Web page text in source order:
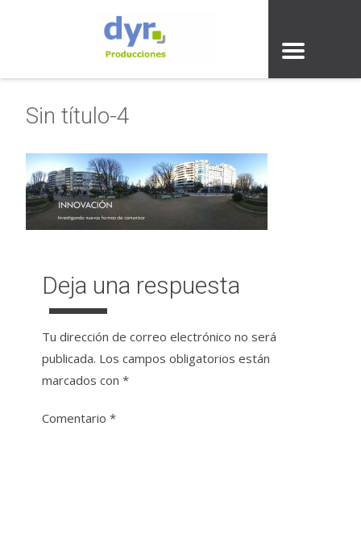
Sin título-4
Deja una respuesta
Tu dirección de correo electrónico no será
publicada. Los campos obligatorios están
marcados con*
Comentario*